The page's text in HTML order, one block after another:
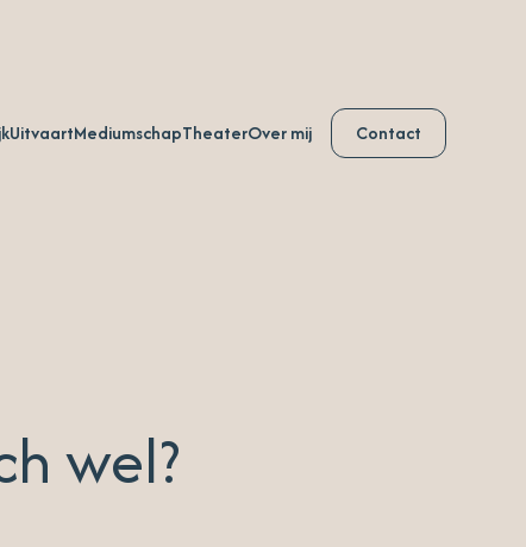
UitvaartMediumschapTheaterOver mij Contact
wel?